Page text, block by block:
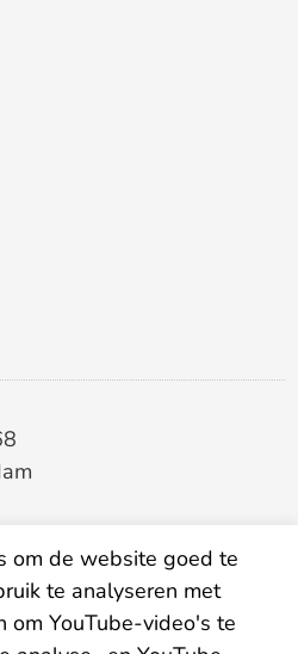
om de website goed te
te analyseren met
om YouTube-video's te